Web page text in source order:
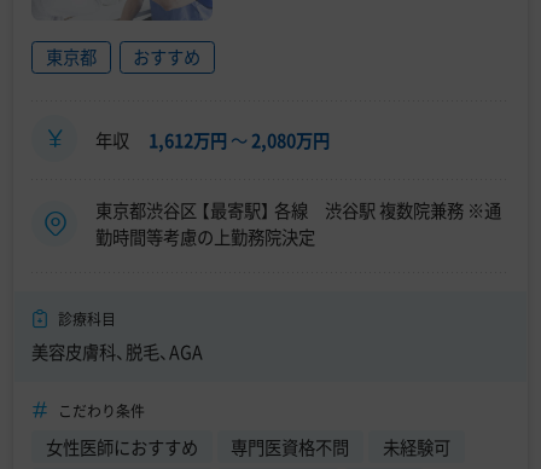
東京都 おすすめ
年収 1,612万円 〜2,080万円
東京都渋谷区 【最寄駅】 各線 渋谷駅 複数院兼務 ※通
勤時間等考慮の上勤務院決定
診療科目
美容皮膚科、脱毛、AGA
こだわり条件
女性医師におすすめ 専門医資格不問 未経験可